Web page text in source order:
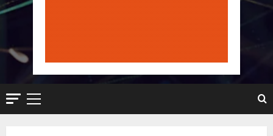
Menú